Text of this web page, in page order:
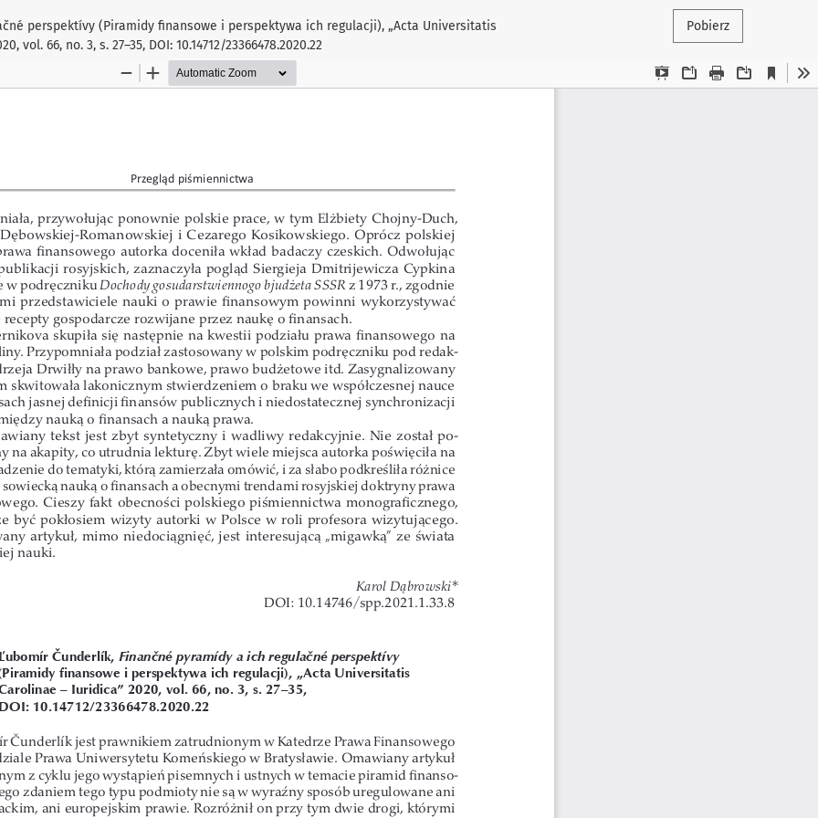
perspektívy (Piramidy finansowe i perspektywa ich regulacji), „Acta Universitatis
vol. 66, no. 3, s. 27–35, DOI: 10.14712/23366478.2020.22
Pobierz